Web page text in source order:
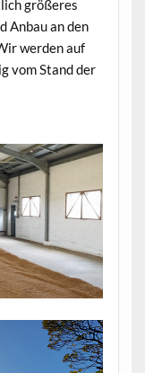
größeres
Anbau an den
werden auf
vom Stand der